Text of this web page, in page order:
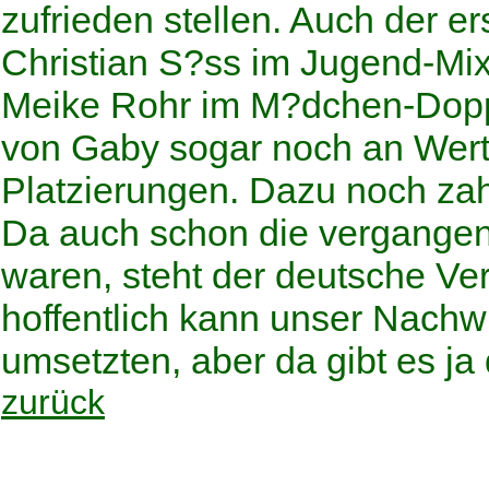
zufrieden stellen. Auch der
Christian S?ss im Jugend-
Meike Rohr im M?dchen-
von Gaby sogar noch an
Platzierungen. Dazu noch
Da auch schon die
waren, steht der deutsche
hoffentlich kann unser
umsetzten, aber da gibt es
zurück